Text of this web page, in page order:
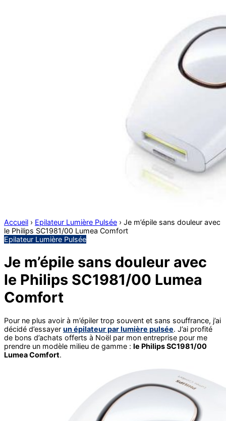
Accueil › Epilateur Lumière Pulsée › Je m’épile sans douleur avec
le Philips SC1981/00 Lumea Comfort
Epilateur Lumière Pulsée
Je m’épile sans douleur avec
le Philips SC1981/00 Lumea
Comfort
Pour ne plus avoir à m’épiler trop souvent et sans souffrance, j’ai
décidé d’essayer un épilateur par lumière pulsée. J’ai profité
de bons d’achats offerts à Noël par mon entreprise pour me
prendre un modèle milieu de gamme : le Philips SC1981/00
Lumea Comfort.